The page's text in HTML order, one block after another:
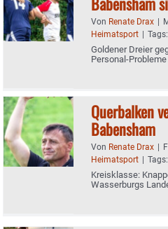
Von Renate Drax |
Heimatsport | Tags:
Goldener Dreier
Personal-Probleme
Querbalken
Babensham
Von Renate Drax |
Heimatsport | Tags:
Kreisklasse:
Wasserburgs